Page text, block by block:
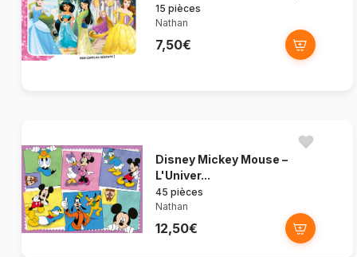
15 pièces
Nathan
7,50€
Disney Mickey Mouse –
L'Univer...
45 pièces
Nathan
12,50€